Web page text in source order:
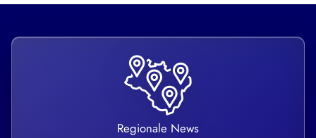
Regionale News